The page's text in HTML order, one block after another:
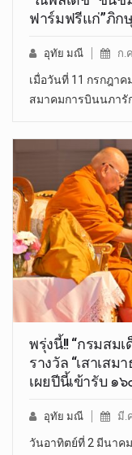
ฟาร์มฟรีแก่”ภิก
อุทัย มณี ก.
เมื่อวันที่ 11 กรกฎา
สมาคมการบินนภารั
พรุ่งนี้!! “กรมสม
รางวัล “เสาเสม
เผยปีนี้เข้ารับ ๑๖
อุทัย มณี มี.
วันอาทิตย์ที่ 2 มีนาค